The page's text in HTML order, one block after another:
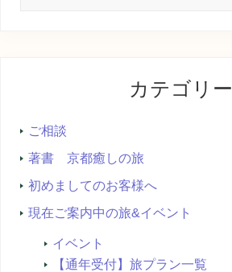
カテゴリー
ご相談
著書 京都癒しの旅
初めましてのお客様へ
現在ご案内中の旅&イベント
イベント
【通年受付】旅プラン一覧